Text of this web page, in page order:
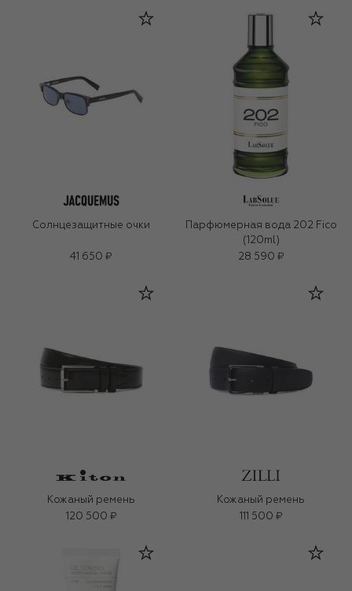
Солнцезащитные очки
41 650 ₽
Парфюмерная вода 202 Fico
(120ml)
28 590 ₽
Кожаный ремень
120 500 ₽
Кожаный ремень
111 500 ₽